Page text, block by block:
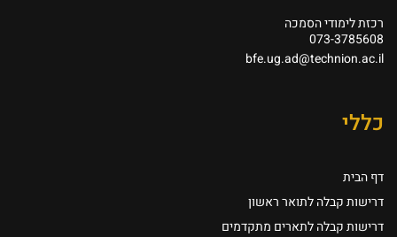
רכזת לימודי הסמכה
073-3785608
bfe.ug.ad@technion.ac.il
כללי
דף הבית
דרישות קבלה לתואר ראשון
דרישות קבלה לתארים מתקדמים